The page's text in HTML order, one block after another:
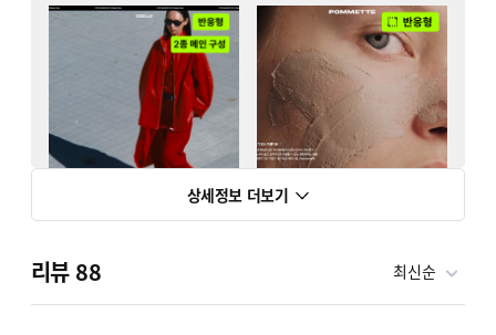
상세정보 더보기
리뷰 88 최신순